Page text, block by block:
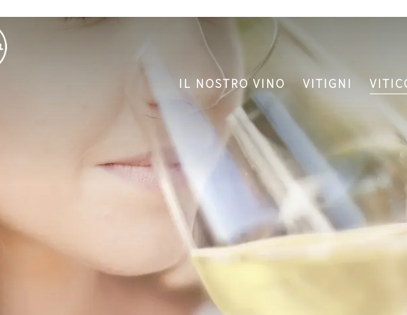
IL NOSTRO VINO VITIGNI